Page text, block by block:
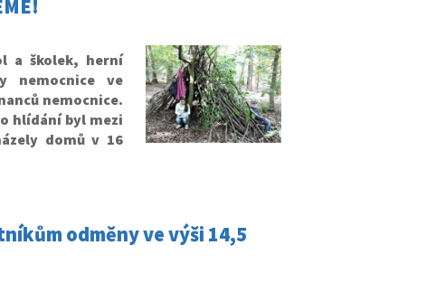
a školek, herní
nemocnice ve
nemocnice.
hlídání byl mezi
domů v 16
odměny ve výši 14,5